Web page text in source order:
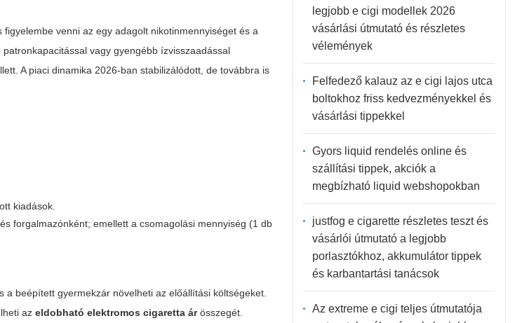
venni az egy adagolt nikotinmennyiséget és a
vagy gyengébb ízvisszaadással
A piaci dinamika 2026-ban stabilizálódott, de továbbra is
kiadások.
forgalmazónként; emellett a csomagolási mennyiség (1 db
beépített gyermekzár növelheti az előállítási költségeket.
azeldobható elektromos cigaretta árösszegét.
legjobb e cigi modellek 2026
vásárlási útmutató és részletes
vélemények
Felfedező kalauz az e cigi lajos utca
boltokhoz friss kedvezményekkel és
vásárlási tippekkel
Gyors liquid rendelés online és
szállítási tippek, akciók a
megbízható liquid webshopokban
justfog e cigarette részletes teszt és
vásárlói útmutató a legjobb
porlasztókhoz, akkumulátor tippek
és karbantartási tanácsok
Az extreme e cigi teljes útmutatója